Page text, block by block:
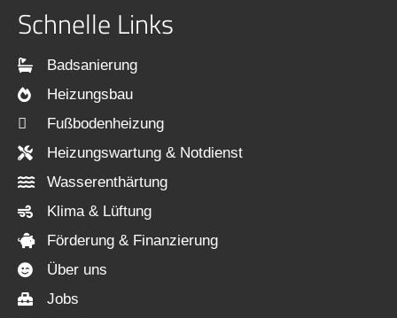
Schnelle Links
Badsanierung
Heizungsbau
Fußbodenheizung
Heizungswartung & Notdienst
Wasserenthärtung
Klima & Lüftung
Förderung & Finanzierung
Über uns
Jobs